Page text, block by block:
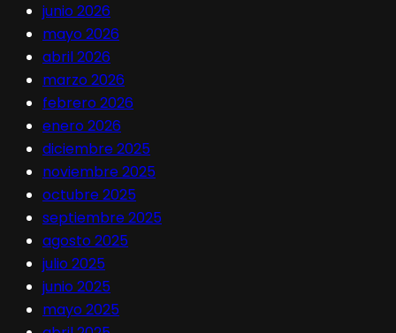
junio 2026
mayo 2026
abril 2026
marzo 2026
febrero 2026
enero 2026
diciembre 2025
noviembre 2025
octubre 2025
septiembre 2025
agosto 2025
julio 2025
junio 2025
mayo 2025